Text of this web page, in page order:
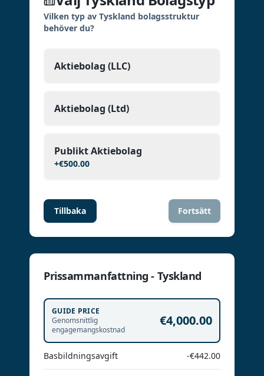
Vilken typ av Tyskland bolagsstruktur
behöver du?
Aktiebolag (LLC)
Aktiebolag (Ltd)
Publikt Aktiebolag
+€500.00
Tillbaka Fortsätt
Prissammanfattning - Tyskland
GUIDE PRICE
Genomsnittlig
engagemangskostnad
€4,000.00
Basbildningsavgift -€442.00